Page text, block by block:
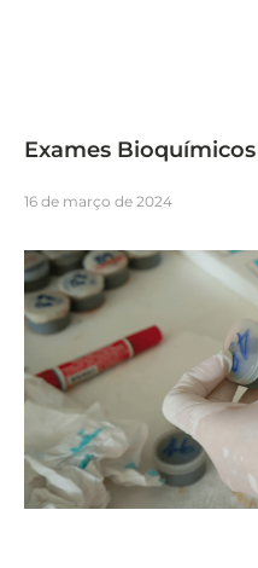
Exames
16 de março de 2024